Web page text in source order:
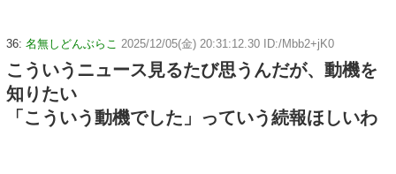
36: 名無しどんぶらこ 2025/12/05(金) 20:31:12.30 ID:/Mbb2+jK0
こういうニュース見るたび思うんだが、動機を
知りたい
「こういう動機でした」っていう続報ほしいわ